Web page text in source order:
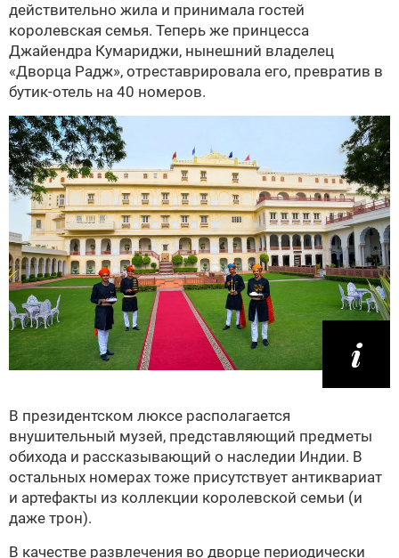
действительно жила и принимала гостей
королевская семья. Теперь же принцесса
Джайендра Кумариджи, нынешний владелец
«Дворца Радж», отреставрировала его, превратив в
бутик-отель на 40 номеров.
В президентском люксе располагается
внушительный музей, представляющий предметы
обихода и рассказывающий о наследии Индии. В
остальных номерах тоже присутствует антиквариат
и артефакты из коллекции королевской семьи (и
даже трон).
В качестве развлечения во дворце периодически